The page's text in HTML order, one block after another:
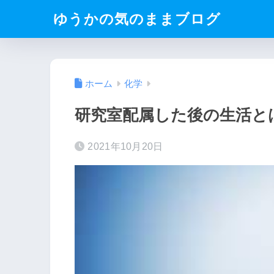
ゆうかの気のままブログ
ホーム 化学
研究室配属した後の生活と
2021年10月20日